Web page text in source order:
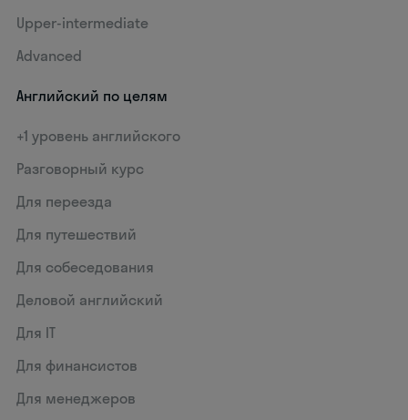
Upper-intermediate
Advanced
Английский по целям
+1 уровень английского
Разговорный курс
Для переезда
Для путешествий
Для собеседования
Деловой английский
Для IT
Для финансистов
Для менеджеров